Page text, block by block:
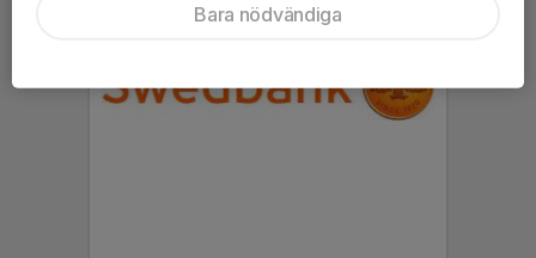
Bara nödvändiga